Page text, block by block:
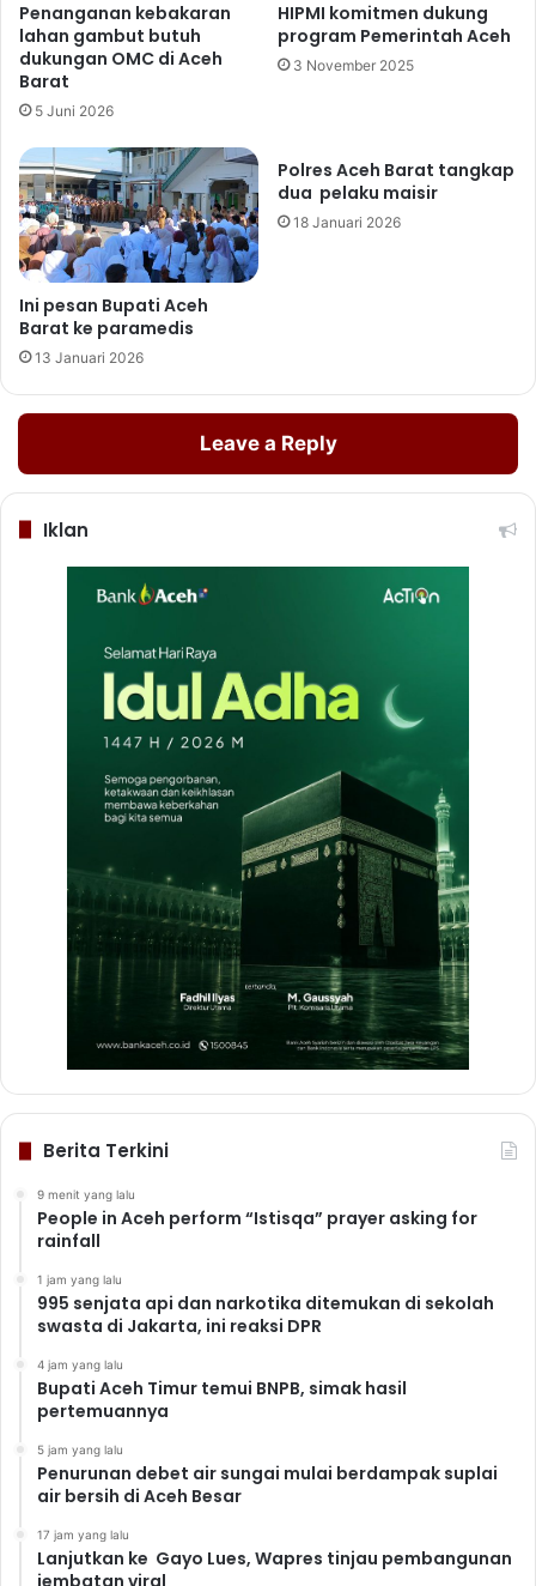
Penanganan kebakaran
lahan gambut butuh
dukungan OMC di Aceh
Barat
5 Juni 2026
HIPMI komitmen dukung
program Pemerintah Aceh
3 November 2025
Ini pesan Bupati Aceh
Barat ke paramedis
13 Januari 2026
Polres Aceh Barat tangkap
dua pelaku maisir
18 Januari 2026
Leave a Reply
Iklan
Berita Terkini
9 menit yang lalu
People in Aceh perform “Istisqa” prayer asking for
rainfall
1 jam yang lalu
995 senjata api dan narkotika ditemukan di sekolah
swasta di Jakarta, ini reaksi DPR
4 jam yang lalu
Bupati Aceh Timur temui BNPB, simak hasil
pertemuannya
5 jam yang lalu
Penurunan debet air sungai mulai berdampak suplai
air bersih di Aceh Besar
17 jam yang lalu
Lanjutkan ke Gayo Lues, Wapres tinjau pembangunan